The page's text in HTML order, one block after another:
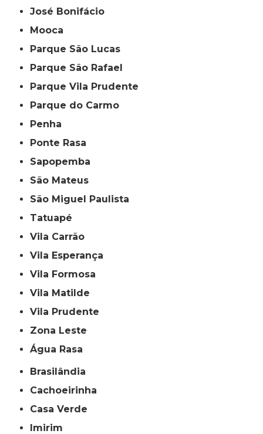
José Bonifácio
Mooca
Parque São Lucas
Parque São Rafael
Parque Vila Prudente
Parque do Carmo
Penha
Ponte Rasa
Sapopemba
São Mateus
São Miguel Paulista
Tatuapé
Vila Carrão
Vila Esperança
Vila Formosa
Vila Matilde
Vila Prudente
Zona Leste
Água Rasa
Brasilândia
Cachoeirinha
Casa Verde
Imirim